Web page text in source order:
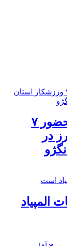
۲ مدال برنز نتیجه حضور ۷
در
المپیاد